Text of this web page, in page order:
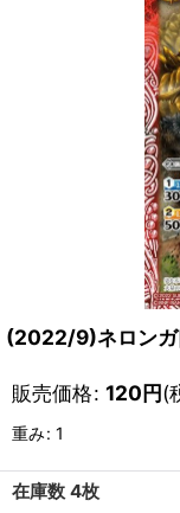
(2022/9)ネロンガ
販売価格: 120円(
重み: 1
在庫数 4枚